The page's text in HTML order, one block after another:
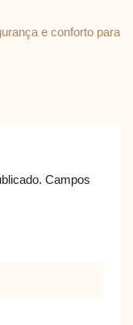
e conforto para
Campos